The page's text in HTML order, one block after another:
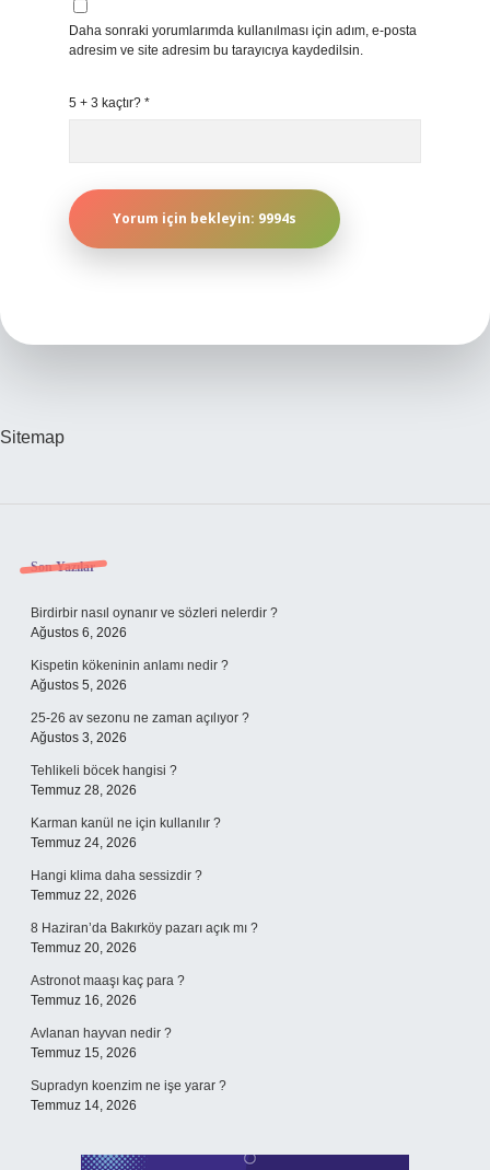
Daha sonraki yorumlarımda kullanılması için adım, e-posta
adresim ve site adresim bu tarayıcıya kaydedilsin.
5 + 3 kaçtır? *
Sitemap
Sidebar
Son Yazılar
Birdirbir nasıl oynanır ve sözleri nelerdir ?
Ağustos 6, 2026
Kispetin kökeninin anlamı nedir ?
Ağustos 5, 2026
25-26 av sezonu ne zaman açılıyor ?
Ağustos 3, 2026
Tehlikeli böcek hangisi ?
Temmuz 28, 2026
Karman kanül ne için kullanılır ?
Temmuz 24, 2026
Hangi klima daha sessizdir ?
Temmuz 22, 2026
8 Haziran’da Bakırköy pazarı açık mı ?
Temmuz 20, 2026
Astronot maaşı kaç para ?
Temmuz 16, 2026
Avlanan hayvan nedir ?
Temmuz 15, 2026
Supradyn koenzim ne işe yarar ?
Temmuz 14, 2026